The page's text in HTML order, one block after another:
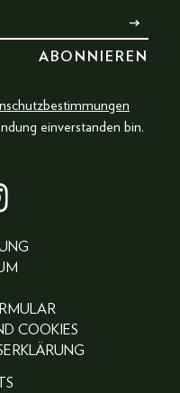
einverstanden bin.
COOKIES